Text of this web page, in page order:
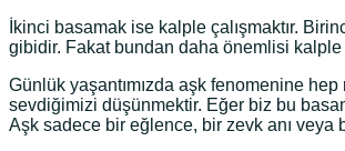
İkinci basamak ise kalple çalışmaktır.
gibidir. Fakat bundan daha önemlisi kalple
Günlük yaşantımızda aşk fenomenine
sevdiğimizi düşünmektir. Eğer biz bu
Aşk sadece bir eğlence, bir zevk anı veya